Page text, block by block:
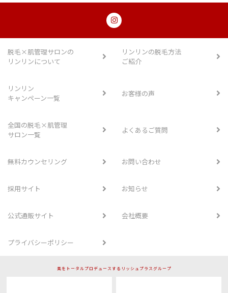
脱毛×肌管理サロンの
リンリンについて
リンリンの脱毛方法
ご紹介
リンリン
キャンペーン一覧
お客様の声
全国の脱毛×肌管理
サロン一覧
よくあるご質問
無料カウンセリング お問い合わせ
採用サイト お知らせ
公式通販サイト 会社概要
プライバシーポリシー
美をトータルプロデュースするリッシュプラスグループ